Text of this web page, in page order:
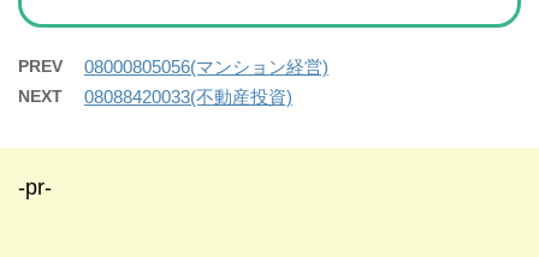
PREV 08000805056(マンション経営)
NEXT 08088420033(不動産投資)
-pr-